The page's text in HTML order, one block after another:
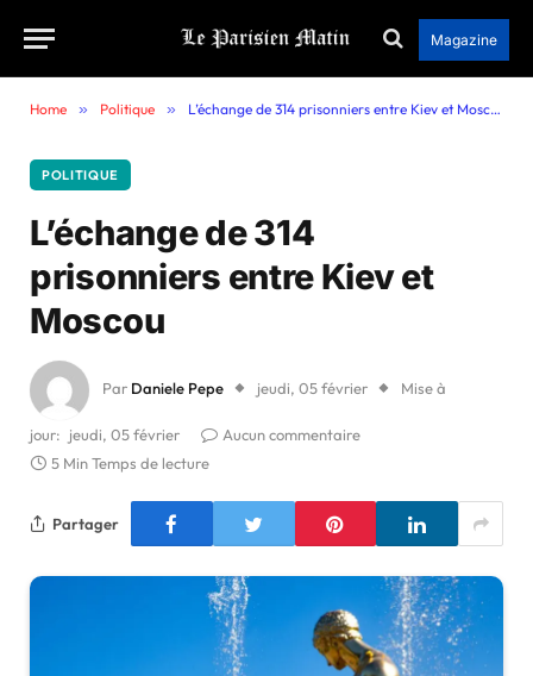
Magazine
Home » Politique » L’échange de 314 prisonniers entre Kiev et Moscou
POLITIQUE
L’échange de 314
prisonniers entre Kiev et
Moscou
Par Daniele Pepe jeudi, 05 février Mise à
jour: jeudi, 05 février
Aucun commentaire
5 Min Temps de lecture
Partager